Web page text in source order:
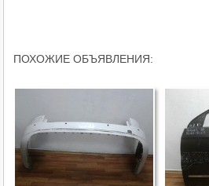
ПОХОЖИЕ ОБЪЯВЛЕНИЯ: